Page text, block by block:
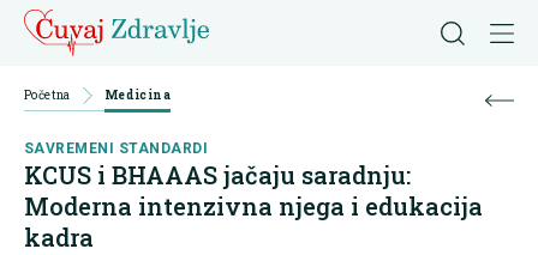
Početna Medicina
SAVREMENI STANDARDI
KCUS i BHAAAS jačaju saradnju:
Moderna intenzivna njega i edukacija
kadra